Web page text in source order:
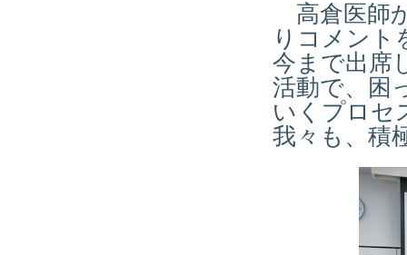
高倉医師
りコメント
今まで出席
活動で、困
いくプロセ
我々も、積